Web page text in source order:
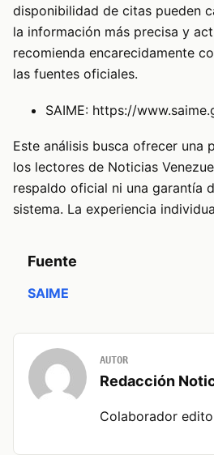
disponibilidad de citas pueden
la información más precisa y
recomienda encarecidamente
las fuentes oficiales.
SAIME: https://
Este análisis busca ofrecer una
los lectores de Noticias
respaldo oficial ni una garantía
sistema. La experiencia
Fuente
SAIME
AUTOR
Redacción
Colaborador